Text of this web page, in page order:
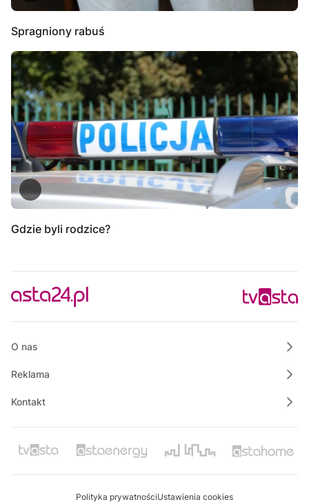
Spragniony rabuś
Gdzie byli rodzice?
O nas
Reklama
Kontakt
Polityka prywatnościUstawienia cookies